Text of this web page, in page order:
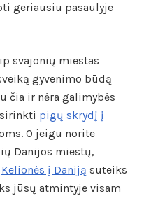
geriausiu pasaulyje
svajonių miestas
gyvenimo būdą
čia ir nėra galimybės
pigų skrydį į
O jeigu norite
Danijos miestų,
Kelionės į Daniją suteiks
jūsų atmintyje visam